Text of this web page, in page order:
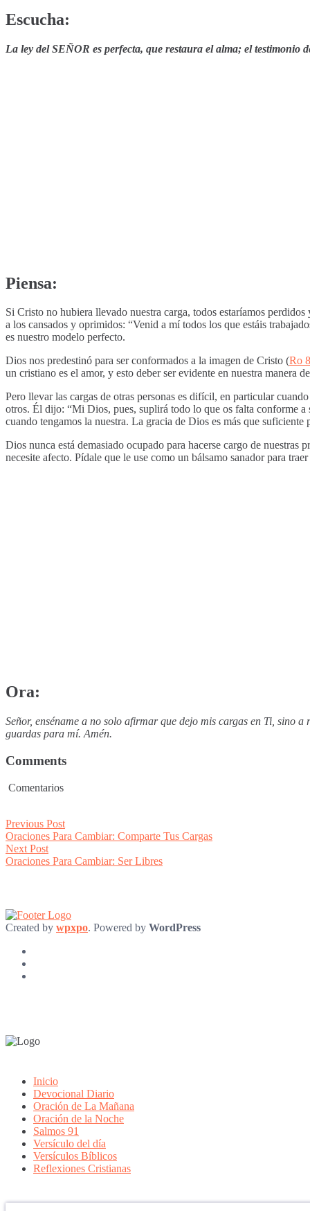
Escucha:
La ley del SEÑOR es perfecta, que restaura el alma; el testimonio
Piensa:
Si Cristo no hubiera llevado nuestra carga, todos estaríamos
a los cansados y oprimidos: “Venid a mí todos los que estáis
es nuestro modelo perfecto.
Dios nos predestinó para ser conformados a la imagen de Cristo (Ro
un cristiano es el amor, y esto deber ser evidente en nuestra manera
Pero llevar las cargas de otras personas es difícil, en particular
otros. Él dijo: “Mi Dios, pues, suplirá todo lo que os falta conforme a
cuando tengamos la nuestra. La gracia de Dios es más que suficiente
Dios nunca está demasiado ocupado para hacerse cargo de
necesite afecto. Pídale que le use como un bálsamo sanador para
Ora:
Señor, enséname a no solo afirmar que dejo mis cargas en Ti, sino
guardas para mí. Amén.
Comments
Comentarios
Post
navigation
Previous PostPrevious
post:
Oraciones Para Cambiar: Comparte Tus Cargas
Next PostNext
post:
Oraciones Para Cambiar: Ser Libres
Created by wpxpo. Powered by WordPress
Inicio
Devocional Diario
Oración de La Mañana
Oración de la Noche
Salmos 91
Versículo del día
Versículos Bíblicos
Reflexiones Cristianas